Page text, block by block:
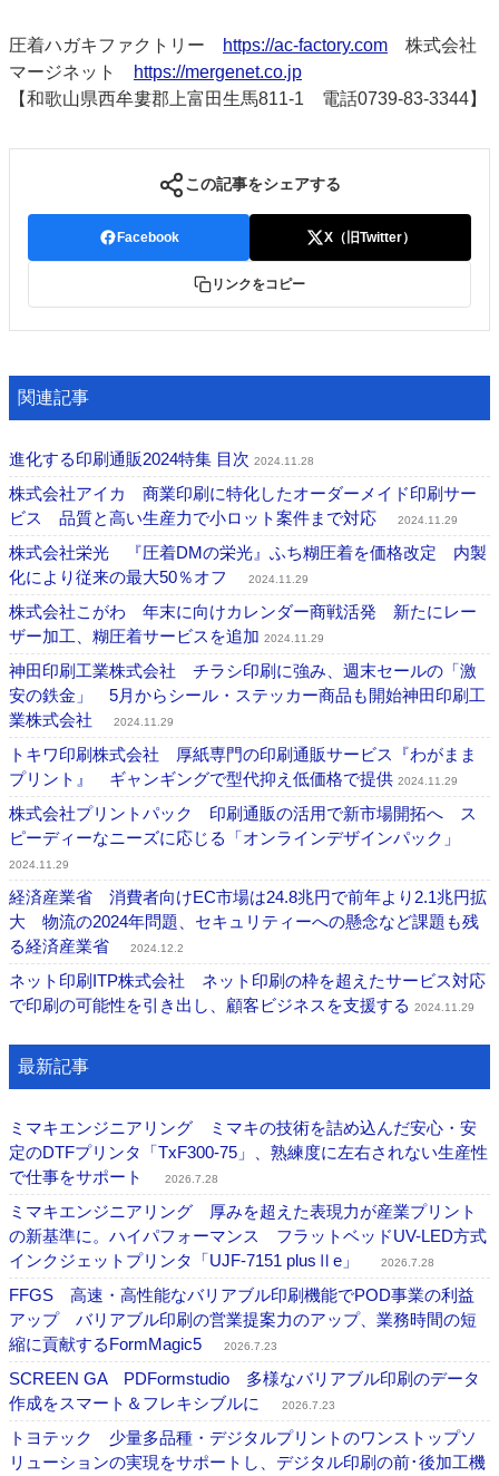
圧着ハガキファクトリー https://ac-factory.com 株式会社
マージネット
https://mergenet.co.jp
【和歌山県西牟婁郡上富田生馬811-1 電話0739-83-3344】
この記事をシェアする
Facebook X（旧Twitter）
リンクをコピー
関連記事
進化する印刷通販2024特集 目次 2024.11.28
株式会社アイカ 商業印刷に特化したオーダーメイド印刷サー
ビス 品質と高い生産力で小ロット案件まで対応
2024.11.29
株式会社栄光 『圧着DMの栄光』ふち糊圧着を価格改定 内製
化により従来の最大50％オフ
2024.11.29
株式会社こがわ 年末に向けカレンダー商戦活発 新たにレー
ザー加工、糊圧着サービスを追加 2024.11.29
神田印刷工業株式会社 チラシ印刷に強み、週末セールの「激
安の鉄金」 5月からシール・ステッカー商品も開始神田印刷工
業株式会社
2024.11.29
トキワ印刷株式会社 厚紙専門の印刷通販サービス『わがまま
プリント』 ギャンギングで型代抑え低価格で提供 2024.11.29
株式会社プリントパック 印刷通販の活用で新市場開拓へ ス
ピーディーなニーズに応じる「オンラインデザインパック」
2024.11.29
経済産業省 消費者向けEC市場は24.8兆円で前年より2.1兆円拡
大 物流の2024年問題、セキュリティーへの懸念など課題も残
る経済産業省
2024.12.2
ネット印刷ITP株式会社 ネット印刷の枠を超えたサービス対応
で印刷の可能性を引き出し、顧客ビジネスを支援する 2024.11.29
最新記事
ミマキエンジニアリング ミマキの技術を詰め込んだ安心・安
定のDTFプリンタ「TxF300-75」、熟練度に左右されない生産性
で仕事をサポート
2026.7.28
ミマキエンジニアリング 厚みを超えた表現力が産業プリント
の新基準に。ハイパフォーマンス フラットベッドUV-LED方式
インクジェットプリンタ「UJF-7151 plusⅡe」
2026.7.28
FFGS 高速・高性能なバリアブル印刷機能でPOD事業の利益
アップ バリアブル印刷の営業提案力のアップ、業務時間の短
縮に貢献するFormMagic5
2026.7.23
SCREEN GA PDFormstudio 多様なバリアブル印刷のデータ
作成をスマート＆フレキシブルに
2026.7.23
トヨテック 少量多品種・デジタルプリントのワンストップソ
リューションの実現をサポートし、デジタル印刷の前･後加工機